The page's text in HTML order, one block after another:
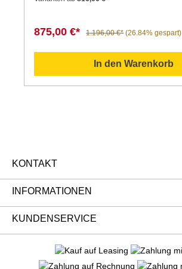
875,00 €* 1.196,00 €* (26.84% gespart)
In den Warenkorb
KONTAKT
INFORMATIONEN
KUNDENSERVICE